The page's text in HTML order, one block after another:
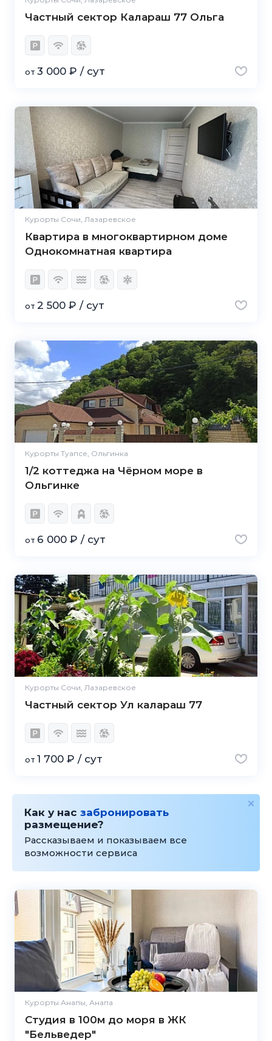
Частный сектор Калараш 77 Ольга
от 3 000 ₽ / сут
Курорты Сочи, Лазаревское
Квартира в многоквартирном доме
Однокомнатная квартира
от 2 500 ₽ / сут
Курорты Туапсе, Ольгинка
1/2 коттеджа на Чёрном море в
Ольгинке
от 6 000 ₽ / сут
Курорты Сочи, Лазаревское
Частный сектор Ул калараш 77
от 1 700 ₽ / сут
Как у нас забронировать
размещение?
Рассказываем и показываем все
возможности сервиса
Курорты Анапы, Анапа
Студия в 100м до моря в ЖК
"Бельведер"